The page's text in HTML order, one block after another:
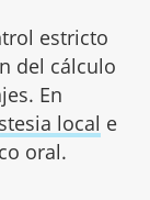
estricto
del cálculo
En
local e
oral.